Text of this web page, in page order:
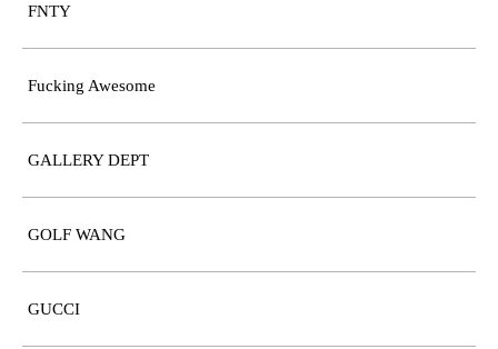
FNTY
Fucking Awesome
GALLERY DEPT
GOLF WANG
GUCCI